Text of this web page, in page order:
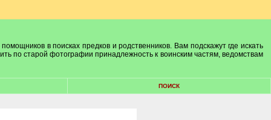
в поисках предков и родственников. Вам подскажут где искать
по старой фотографии принадлежность к воинским частям, ведомствам
ПОИСК